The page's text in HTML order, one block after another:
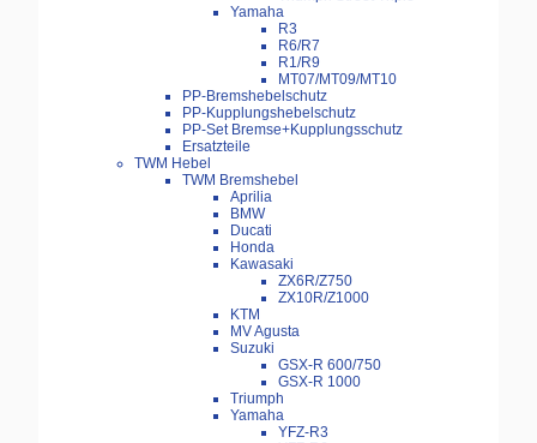
Yamaha
R3
R6/R7
R1/R9
MT07/MT09/MT10
PP-Bremshebelschutz
PP-Kupplungshebelschutz
PP-Set Bremse+Kupplungsschutz
Ersatzteile
TWM Hebel
TWM Bremshebel
Aprilia
BMW
Ducati
Honda
Kawasaki
ZX6R/Z750
ZX10R/Z1000
KTM
MV Agusta
Suzuki
GSX-R 600/750
GSX-R 1000
Triumph
Yamaha
YFZ-R3